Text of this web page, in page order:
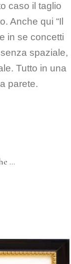
caso il taglio
Anche qui “Il
in se concetti
spaziale,
Tutto in una
parete.
…